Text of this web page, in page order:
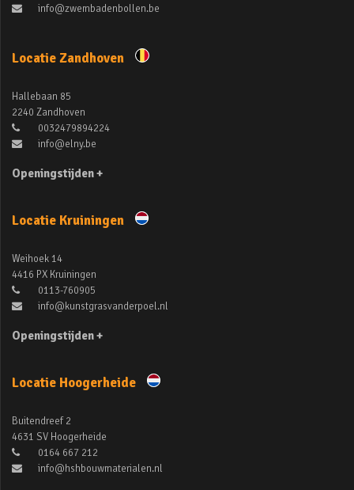
info@zwembadenbollen.be
Locatie Zandhoven
Hallebaan 85
2240 Zandhoven
0032479894224
info@elny.be
Openingstijden +
Locatie Kruiningen
Weihoek 14
4416 PX Kruiningen
0113-760905
info@kunstgrasvanderpoel.nl
Openingstijden +
Locatie Hoogerheide
Buitendreef 2
4631 SV Hoogerheide
0164 667 212
info@hshbouwmaterialen.nl